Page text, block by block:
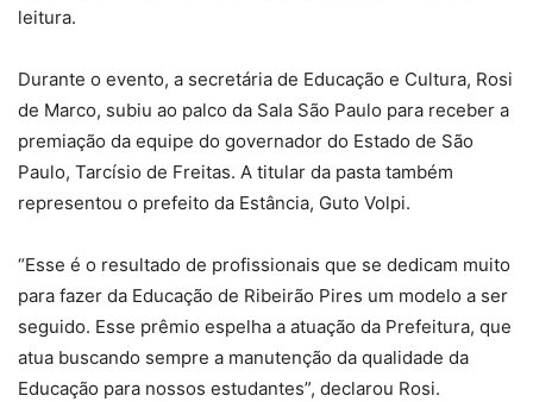
leitura.
Durante o evento, a secretária de Educação e Cultura, Rosi
de Marco, subiu ao palco da Sala São Paulo para receber a
premiação da equipe do governador do Estado de São
Paulo, Tarcísio de Freitas. A titular da pasta também
representou o prefeito da Estância, Guto Volpi.
“Esse é o resultado de profissionais que se dedicam muito
para fazer da Educação de Ribeirão Pires um modelo a ser
seguido. Esse prêmio espelha a atuação da Prefeitura, que
atua buscando sempre a manutenção da qualidade da
Educação para nossos estudantes”, declarou Rosi.